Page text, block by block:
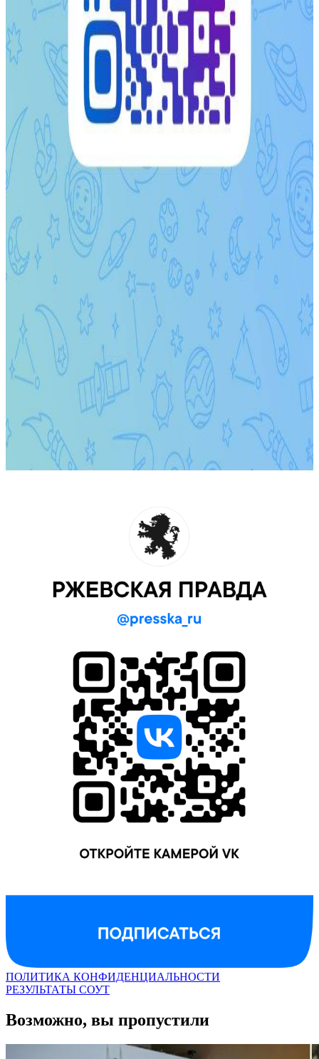
ПОЛИТИКА КОНФИДЕНЦИАЛЬНОСТИ
РЕЗУЛЬТАТЫ СОУТ
Возможно, вы пропустили